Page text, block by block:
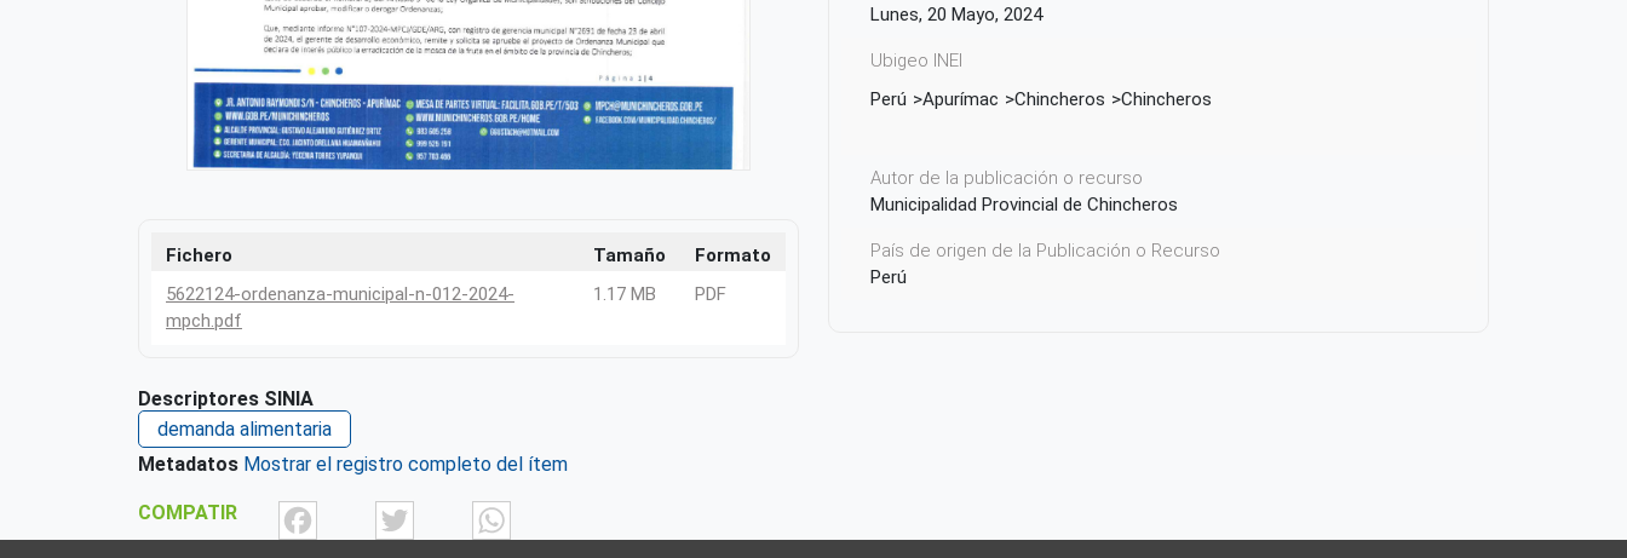
Fichero Tamaño
Formato
5622124-ordenanza-municipal-n-012-2024-
mpch.pdf
1.17 MB PDF
Descriptores SINIA
demanda alimentaria
Metadatos Mostrar el registro completo del ítem
COMPATIR FacebookTwitter
Lunes, 20 Mayo, 2024
Ubigeo INEI
Perú
Apurímac Chincheros Chincheros
Autor de la publicación o recurso
Municipalidad Provincial de Chincheros
País de origen de la Publicación o Recurso
Perú